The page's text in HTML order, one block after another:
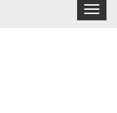
Toggle